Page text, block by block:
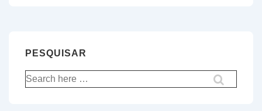
PESQUISAR
Pesquisar
por: